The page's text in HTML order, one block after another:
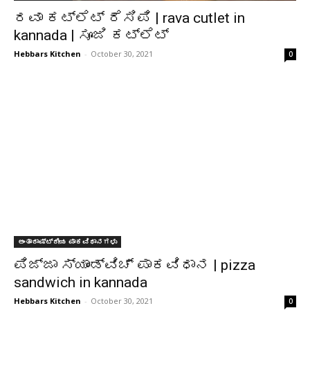
ರವಾ ಕಟ್ಲೆಟ್ ರೆಸಿಪಿ | rava cutlet in
kannada | ಸೂಜಿ ಕಟ್ಲೆಟ್
Hebbars Kitchen - October 30, 2021 0
ಅಂತಾರಾಷ್ಟ್ರೀಯ ಪಾಕವಿಧಾನಗಳು
ಪಿಜ್ಜಾ ಸ್ಯಾಂಡ್ವಿಚ್ ಪಾಕವಿಧಾನ | pizza
sandwich in kannada
Hebbars Kitchen - October 30, 2021 0